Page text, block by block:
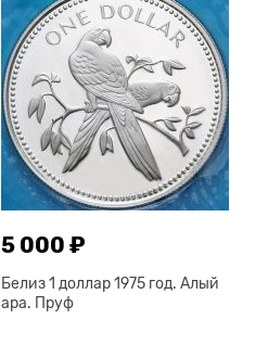
5 000 ₽
Белиз 1 доллар 1975 год. Алый
ара. Пруф